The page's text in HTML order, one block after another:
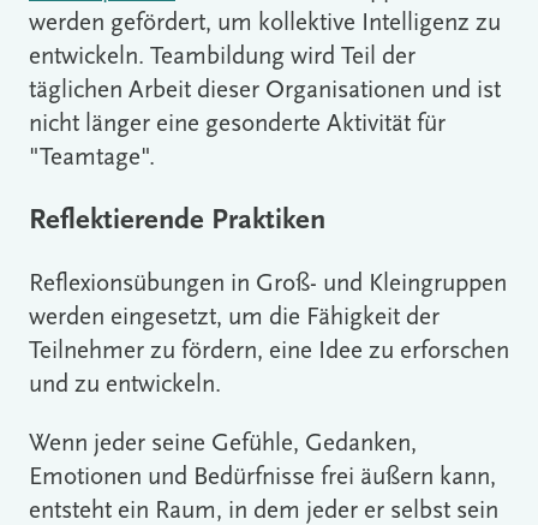
werden gefördert, um kollektive Intelligenz zu
entwickeln. Teambildung wird Teil der
täglichen Arbeit dieser Organisationen und ist
nicht länger eine gesonderte Aktivität für
"Teamtage".
Reflektierende Praktiken
Reflexionsübungen in Groß- und Kleingruppen
werden eingesetzt, um die Fähigkeit der
Teilnehmer zu fördern, eine Idee zu erforschen
und zu entwickeln.
Wenn jeder seine Gefühle, Gedanken,
Emotionen und Bedürfnisse frei äußern kann,
entsteht ein Raum, in dem jeder er selbst sein